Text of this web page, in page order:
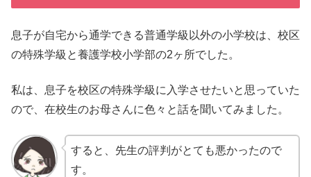
息子が自宅から通学できる普通学級以外の小学校は、校区
の特殊学級と養護学校小学部の2ヶ所でした。
私は、息子を校区の特殊学級に入学させたいと思っていた
ので、在校生のお母さんに色々と話を聞いてみました。
すると、先生の評判がとても悪かったので
す。